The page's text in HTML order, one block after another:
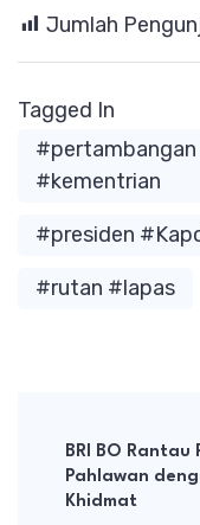
Jumlah
Tagged In
#kementrian
#presiden
#rutan #lapas
Navigation
BRI BO
Pahlawan
Khidmat